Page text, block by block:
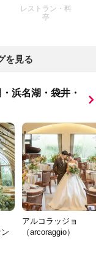
レストラン・料
亭
を見る
浜名湖・袋井・
アルコラッジョ
（arcoraggio）